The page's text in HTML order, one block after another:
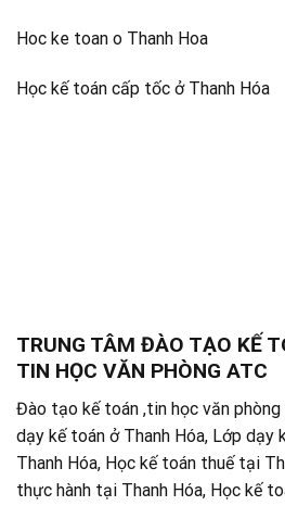
Hoc ke toan o Thanh Hoa
Học kế toán cấp tốc ở Thanh Hóa
TRUNG TÂM ĐÀO TẠO KẾ
TIN HỌC VĂN PHÒNG ATC
Đào tạo kế toán ,tin học văn phòng
dạy kế toán ở Thanh Hóa, Lớp dạy
Thanh Hóa, Học kế toán thuế tại
thực hành tại Thanh Hóa, Học kế